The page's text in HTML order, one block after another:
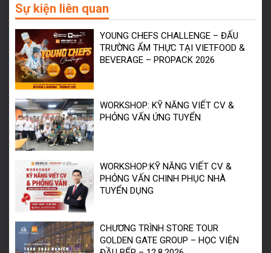
Sự kiện liên quan
YOUNG CHEFS CHALLENGE – ĐẤU
TRƯỜNG ẨM THỰC TẠI VIETFOOD &
BEVERAGE – PROPACK 2026
WORKSHOP: KỸ NĂNG VIẾT CV &
PHỎNG VẤN ỨNG TUYỂN
WORKSHOP:KỸ NĂNG VIẾT CV &
PHỎNG VẤN CHINH PHỤC NHÀ
TUYỂN DỤNG
CHƯƠNG TRÌNH STORE TOUR
GOLDEN GATE GROUP – HỌC VIỆN